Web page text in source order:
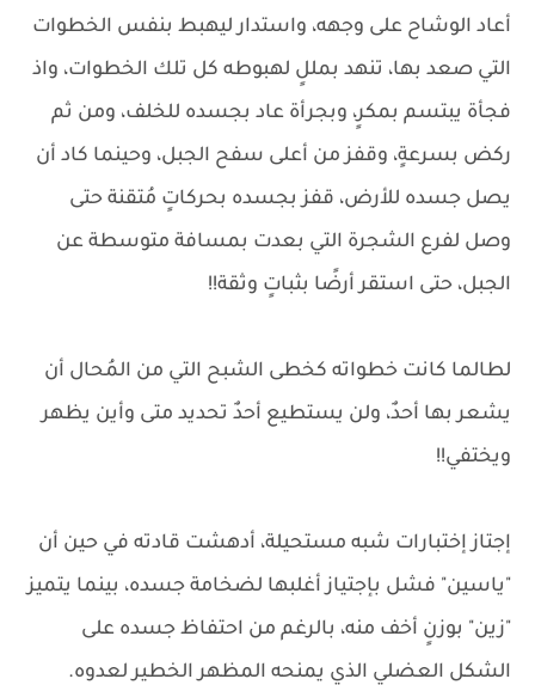
أعاد الوشاح على وجهه، واستدار ليهبط بنفس الخطوات
التي صعد بها، تنهد بمللٍ لهبوطه كل تلك الخطوات، واذ
فجأة يبتسم بمكرٍ، وبجرأة عاد بجسده للخلف، ومن ثم
ركض بسرعةٍ، وقفز من أعلى سفح الجبل، وحينما كاد أن
يصل جسده للأرض، قفز بجسده بحركاتٍ مُتقنة حتى
وصل لفرع الشجرة التي بعدت بمسافة متوسطة عن
الجبل، حتى استقر أرضًا بثباتٍ وثقة!!
لطالما كانت خطواته كخطى الشبح التي من المُحال أن
يشعر بها أحدٌ، ولن يستطيع أحدٌ تحديد متى وأين يظهر
ويختفي!!
إجتاز إختبارات شبه مستحيلة، أدهشت قادته في حين أن
"ياسين" فشل بإجتياز أغلبها لضخامة جسده، بينما يتميز
"زين" بوزنٍ أخف منه، بالرغم من احتفاظ جسده على
الشكل العضلي الذي يمنحه المظهر الخطير لعدوه.